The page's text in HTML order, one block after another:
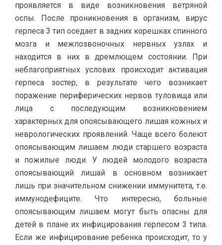
проявляется в виде возникновения ветряной
оспы. После проникновения в организм, вирус
герпеса 3 тип оседает в задних корешках спинного
мозга и межпозвоночных нервных узлах и
находится в них в дремлющем состоянии. При
неблагоприятных услових происходит активация
герпеса зостер, в результате чего возникает
поражение периферических нервов туловища или
лица с последующим возникновением
характерных для опоясывающего лишая кожных и
неврологических проявлений. Чаще всего болеют
опоясывающим лишаем люди старшего возраста
и пожилые люди. У людей молодого возраста
опоясывающий лишай в основном возникает
лишь при значительном снижении иммунитета, т.е.
иммунодефиците. Что интересно, больные
опоясывающим лишаем могут быть опасны для
детей в плане их инфицирования герпесом 3 типа.
Если же инфицирование ребенка происходит, то у